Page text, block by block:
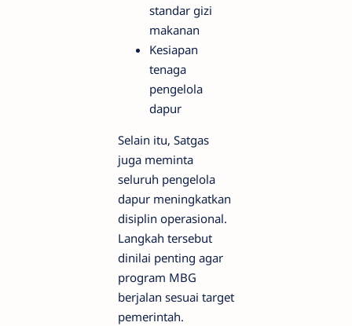
standar gizi
makanan
Kesiapan
tenaga
pengelola
dapur
Selain itu, Satgas
juga meminta
seluruh pengelola
dapur meningkatkan
disiplin operasional.
Langkah tersebut
dinilai penting agar
program MBG
berjalan sesuai target
pemerintah.